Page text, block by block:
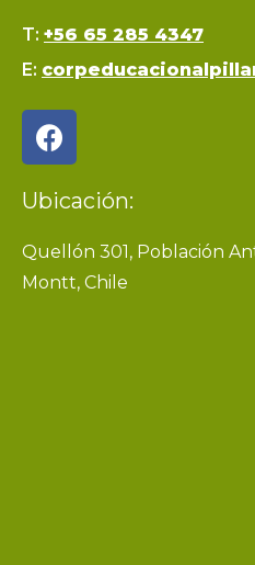
T: +56 65 285 4347
E:
Ubicación:
Quellón 301, Población
Montt, Chile